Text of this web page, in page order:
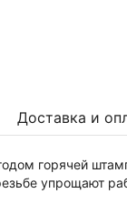
Доставка и
горячей
упрощают